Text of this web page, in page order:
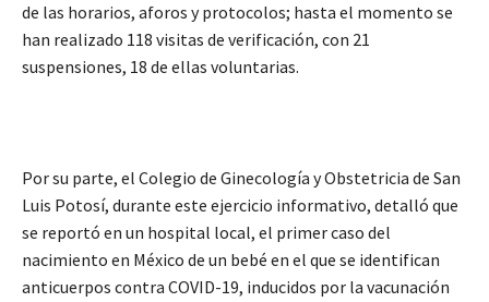
de las horarios, aforos y protocolos; hasta el momento se
han realizado 118 visitas de verificación, con 21
suspensiones, 18 de ellas voluntarias.
Por su parte, el Colegio de Ginecología y Obstetricia de San
Luis Potosí, durante este ejercicio informativo, detalló que
se reportó en un hospital local, el primer caso del
nacimiento en México de un bebé en el que se identifican
anticuerpos contra COVID-19, inducidos por la vacunación